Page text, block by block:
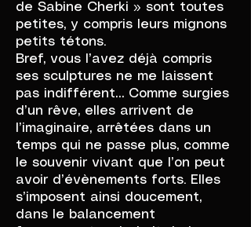
de Sabine Cherki » sont toutes
petites, y compris leurs mignons
petits tétons.
Bref, vous l’avez déjà compris
ses sculptures ne me laissent
pas indifférent… Comme surgies
d’un rêve, elles arrivent de
l’imaginaire, arrêtées dans un
temps qui ne passe plus, comme
le souvenir vivant que l’on peut
avoir d’évènements forts. Elles
s’imposent ainsi doucement,
dans le balancement